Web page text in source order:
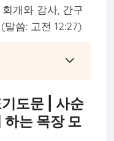
개와 감사, 간구
씀: 고전 12:27)
도문 | 사순
하는 목장 모